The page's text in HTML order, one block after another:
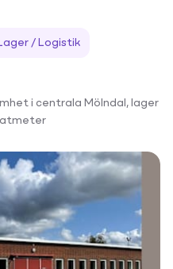
/ Logistik
i centrala Mölndal, lager